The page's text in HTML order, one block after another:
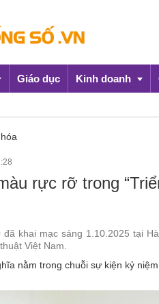
Giáo dục Kinh doanh
Đề xuất
rực rỡ trong
đã khai mạc sáng 1.10.2025 tại
Việt Nam.
nằm trong chuỗi sự kiện kỷ